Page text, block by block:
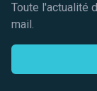
Toute l'actualité
mail.